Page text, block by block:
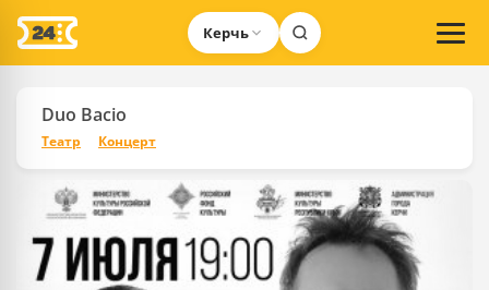
Керчь
Duo Bacio
Театр Концерт